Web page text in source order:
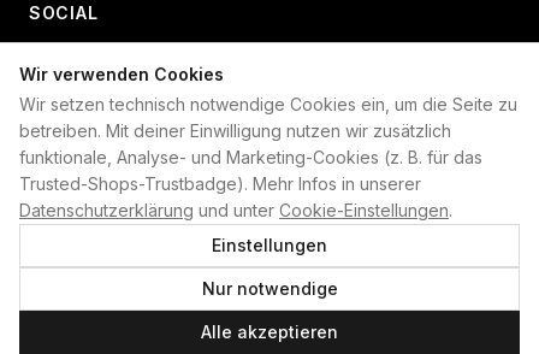
Wir verwenden Cookies
Wir setzen technisch notwendige Cookies ein, um die Seite zu
betreiben. Mit deiner Einwilligung nutzen wir zusätzlich
funktionale, Analyse- und Marketing-Cookies (z. B. für das
Trusted-Shops-Trustbadge). Mehr Infos in unserer
Datenschutzerklärung und unter Cookie-Einstellungen.
Einstellungen
Nur notwendige
Alle akzeptieren
SOCIAL
+49 234 687 00 38
shop@plan-b-funsport.de
Sichere Zahlung mit:
©2026Plan B. Alle Rechte vorbehalten.